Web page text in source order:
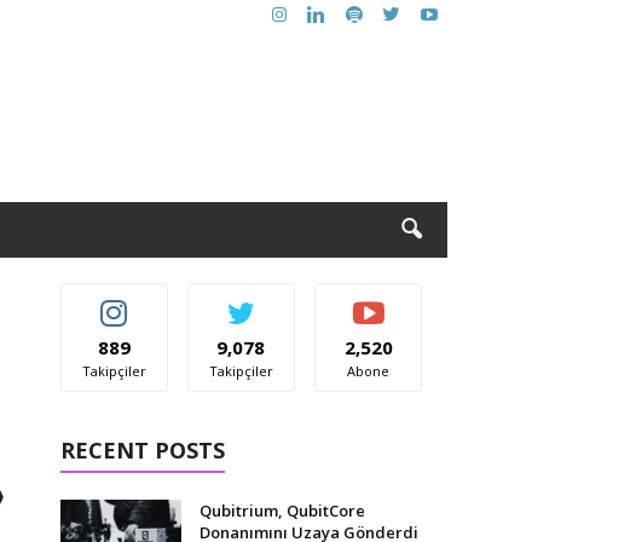
889
Takipçiler
9,078
Takipçiler
2,520
Abone
RECENT POSTS
Qubitrium, QubitCore
Donanımını Uzaya Gönderdi